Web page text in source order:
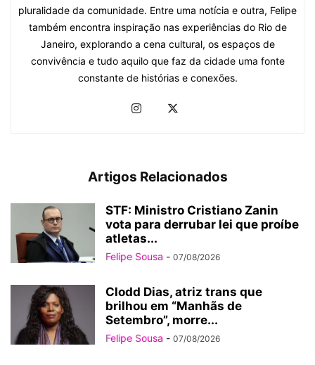
pluralidade da comunidade. Entre uma notícia e outra, Felipe
também encontra inspiração nas experiências do Rio de
Janeiro, explorando a cena cultural, os espaços de
convivência e tudo aquilo que faz da cidade uma fonte
constante de histórias e conexões.
Artigos Relacionados
STF: Ministro Cristiano Zanin
vota para derrubar lei que proíbe
atletas...
Felipe Sousa - 07/08/2026
Clodd Dias, atriz trans que
brilhou em “Manhãs de
Setembro”, morre...
Felipe Sousa - 07/08/2026